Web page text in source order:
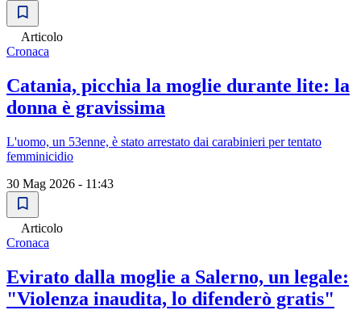
Articolo
Cronaca
Catania, picchia la moglie durante lite: la
donna è gravissima
L'uomo, un 53enne, è stato arrestato dai carabinieri per tentato
femminicidio
30 Mag 2026 - 11:43
Articolo
Cronaca
Evirato dalla moglie a Salerno, un legale:
"Violenza inaudita, lo difenderò gratis"